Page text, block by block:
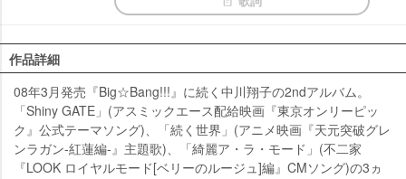
作品詳細
08年3月発売『Big☆Bang!!!』に続く中川翔子の2ndアルバム。
「Shiny GATE」(アスミックエース配給映画『東京オンリーピッ
ク』公式テーマソング)、「続く世界」(アニメ映画『天元突破グレ
ンラガン-紅蓮編-』主題歌)、「綺麗ア・ラ・モード」(不二家
『LOOK ロイヤルモード[ベリーのルージュ]編』CMソング)の3ヵ